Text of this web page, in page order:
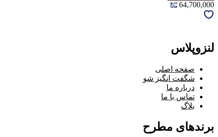
64,700,000
لنزوپلاس
صفحه اصلی
شگفت انگیز شو
درباره ما
تماس با ما
بلاگ
برندهای مطرح